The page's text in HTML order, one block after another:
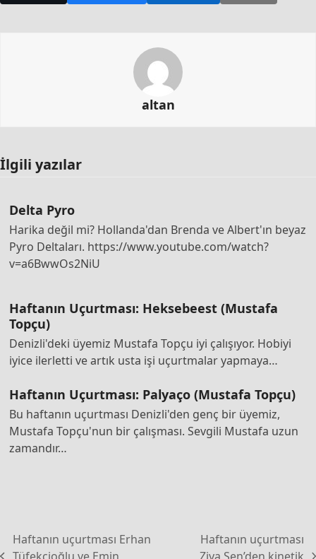
altan
İlgili yazılar
Delta Pyro
Harika değil mi? Hollanda'dan Brenda ve Albert'ın beyaz
Pyro Deltaları. https://www.youtube.com/watch?
v=a6BwwOs2NiU
Haftanın Uçurtması: Heksebeest (Mustafa
Topçu)
Denizli'deki üyemiz Mustafa Topçu iyi çalışıyor. Hobiyi
iyice ilerletti ve artık usta işi uçurtmalar yapmaya…
Haftanın Uçurtması: Palyaço (Mustafa Topçu)
Bu haftanın uçurtması Denizli'den genç bir üyemiz,
Mustafa Topçu'nun bir çalışması. Sevgili Mustafa uzun
zamandır…
Haftanın uçurtması Erhan
Haftanın uçurtması